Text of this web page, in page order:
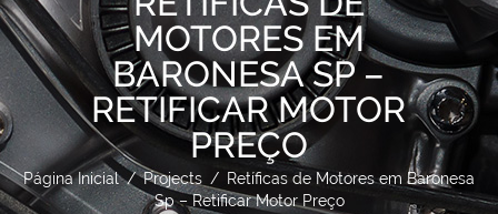
MOTORES EM
BARONESA SP –
RETIFICAR MOTOR
PREÇO
Página Inicial / Projects / Retíficas de Motores em Baronesa
Sp – Retificar Motor Preço